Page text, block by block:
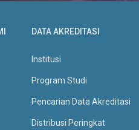
DATA AKREDITASI
Institusi
Program Studi
Pencarian Data Akreditasi
Distribusi Peringkat